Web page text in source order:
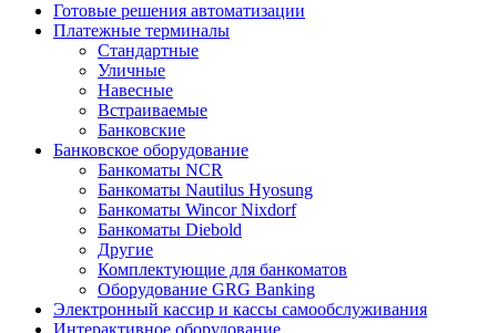
Готовые решения автоматизации
Платежные терминалы
Стандартные
Уличные
Навесные
Встраиваемые
Банковские
Банковское оборудование
Банкоматы NCR
Банкоматы Nautilus Hyosung
Банкоматы Wincor Nixdorf
Банкоматы Diebold
Другие
Комплектующие для банкоматов
Оборудование GRG Banking
Электронный кассир и кассы самообслуживания
Интерактивное оборудование